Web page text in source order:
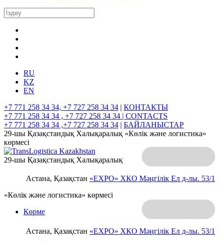
RU
KZ
EN
+7 771 258 34 34, +7 727 258 34 34 | КОНТАКТЫ
+7 771 258 34 34 , +7 727 258 34 34 | CONTACTS
+7 771 258 34 34 ,+7 727 258 34 34 | БАЙЛАНЫСТАР
29-шы Қазақстандық Халықаралық «Көлік және логистика»
көрмесі
Астана, Қазақстан «EXPO» ХКО Мәңгілік Ел д-лы. 53/1
29-шы Қазақстандық Халықаралық
«Көлік және логистика» көрмесі
Астана, Қазақстан «EXPO» ХКО Мәңгілік Ел д-лы. 53/1
Көрме